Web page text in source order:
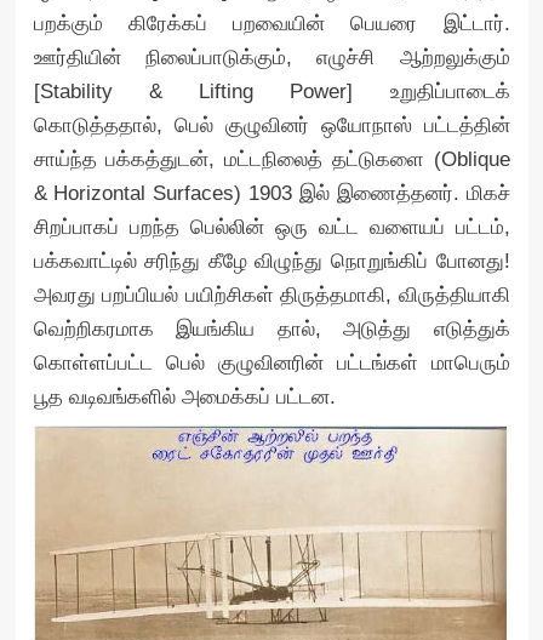
பறக்கும் கிரேக்கப் பறவையின் பெயரை இட்டார்.
ஊர்தியின் நிலைப்பாடுக்கும், எழுச்சி ஆற்றலுக்கும்
[Stability & Lifting Power] உறுதிப்பாடைக்
கொடுத்ததால், பெல் குழுவினர் ஒயோநாஸ் பட்டத்தின்
சாய்ந்த பக்கத்துடன், மட்டநிலைத் தட்டுகளை (Oblique
& Horizontal Surfaces) 1903 இல் இணைத்தனர். மிகச்
சிறப்பாகப் பறந்த பெல்லின் ஒரு வட்ட வளையப் பட்டம்,
பக்கவாட்டில் சரிந்து கீழே விழுந்து நொறுங்கிப் போனது!
அவரது பறப்பியல் பயிற்சிகள் திருத்தமாகி, விருத்தியாகி
வெற்றிகரமாக இயங்கிய தால், அடுத்து எடுத்துக்
கொள்ளப்பட்ட பெல் குழுவினரின் பட்டங்கள் மாபெரும்
பூத வடிவங்களில் அமைக்கப் பட்டன.